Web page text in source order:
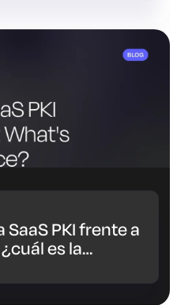
SaaS PKI frente a
es la
es la opción
para ti?